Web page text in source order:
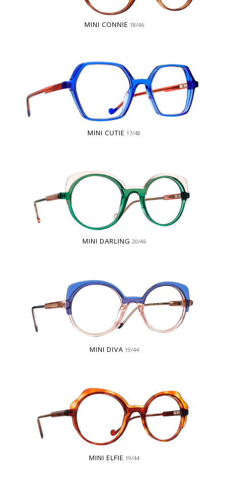
MINI CONNIE 18/46
MINI CUTIE 17/48
MINI DARLING 20/46
MINI DIVA 19/44
MINI ELFIE 19/44